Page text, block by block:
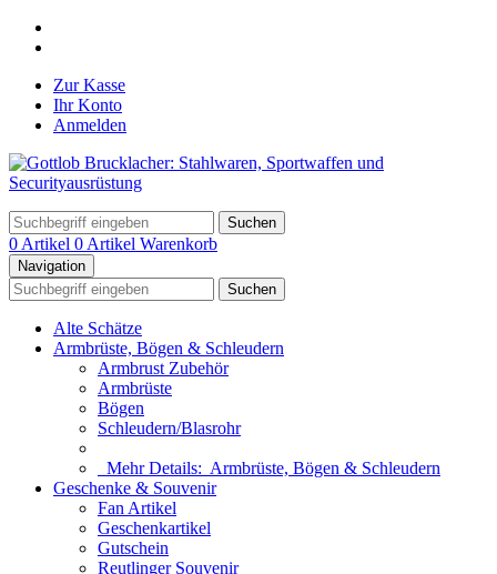
Zur Kasse
Ihr Konto
Anmelden
Suchen
0 Artikel 0 Artikel Warenkorb
Navigation
Suchen
Alte Schätze
Armbrüste, Bögen & Schleudern
Armbrust Zubehör
Armbrüste
Bögen
Schleudern/Blasrohr
Mehr Details: Armbrüste, Bögen & Schleudern
Geschenke & Souvenir
Fan Artikel
Geschenkartikel
Gutschein
Reutlinger Souvenir